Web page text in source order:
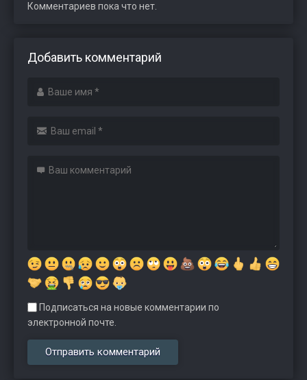
Комментариев пока что нет.
Добавить комментарий
Подписаться на новые комментарии по
электронной почте.